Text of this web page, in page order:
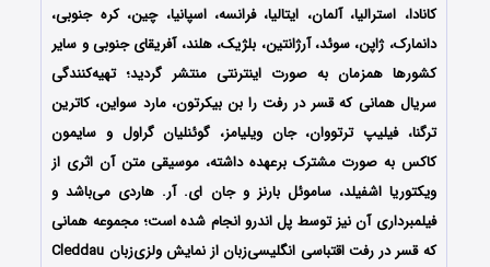
کانادا، استرالیا، آلمان، ایتالیا، فرانسه، اسپانیا، چین، کره جنوبی،
دانمارک، ژاپن، سوئد، آرژانتین، بلژیک، هلند، آفریقای جنوبی و سایر
کشورها همزمان به صورت اینترنتی منتشر گردید؛ تهیه‌کنندگی
سریال همانی که قسر در رفت رابن بیکرتون، مارد سواین، کاترین
ترگنا، فیلیپ ترتووان، جان ویلیامز، گوئنلیان گراول و سایمون
کاکس به صورت مشترک برعهده داشته، موسیقی متن آن اثری از
ویکتوریا اشفیلد، ساموئل بارنز و جان ای. آر. هاردی می‌باشد و
فیلمبرداری آن نیز توسط پل اندرو انجام شده است؛ مجموعه همانی
که قسر در رفت اقتباسی انگلیسی‌زبان از نمایش ولزی‌زبان Cleddau